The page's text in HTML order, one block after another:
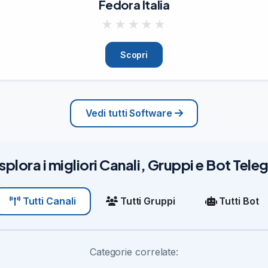
Fedora Italia
★ ★ ★ ★ ★
Scopri
Vedi tutti Software
i migliori Canali, Gruppi e Bot
Tutti Canali Tutti Gruppi Tutti Bot
Categorie correlate: